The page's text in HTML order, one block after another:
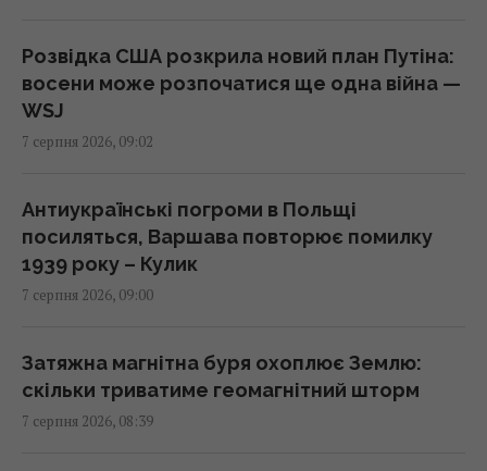
громадянства за правом народження у
США
08:49 п'ятниця, 07 серпня 2026
Сіті": головні прем'єри в кінотеатрах цього
тижня
08:47 п'ятниця, 07 серпня 2026
дослідження пояснюють користь цього
народного засобу
08:41 п'ятниця, 07 серпня 2026
Розвідка США розкрила новий план Путіна:
восени може розпочатися ще одна війна —
WSJ
7 серпня 2026, 09:02
Антиукраїнські погроми в Польщі
посиляться, Варшава повторює помилку
1939 року – Кулик
7 серпня 2026, 09:00
Затяжна магнітна буря охоплює Землю:
скільки триватиме геомагнітний шторм
7 серпня 2026, 08:39